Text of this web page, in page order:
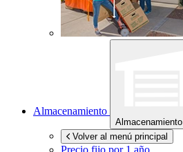
Almacenamiento
Almacenamiento
Volver al menú principal
Precio fijo por 1 año